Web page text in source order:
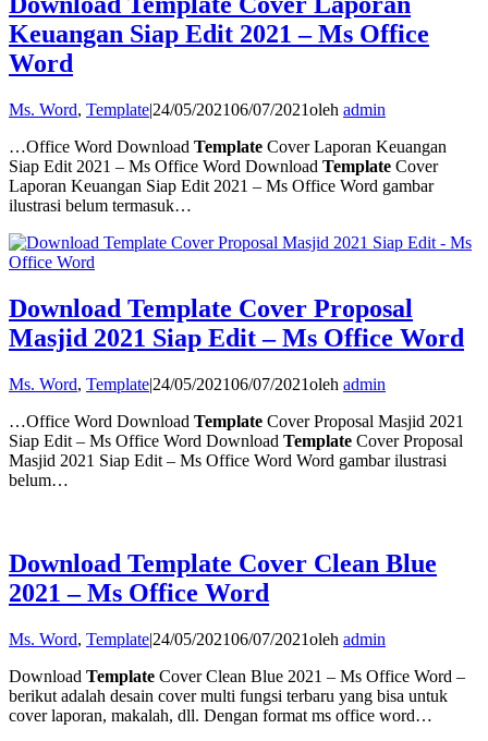
Keuangan Siap Edit 2021 – Ms Office
Word
Ms. Word, Template|24/05/202106/07/2021oleh admin
…Office Word Download Template Cover Laporan Keuangan
Siap Edit 2021 – Ms Office Word Download Template Cover
Laporan Keuangan Siap Edit 2021 – Ms Office Word gambar
ilustrasi belum termasuk…
Download Template Cover Proposal
Masjid 2021 Siap Edit – Ms Office Word
Ms. Word, Template|24/05/202106/07/2021oleh admin
…Office Word Download Template Cover Proposal Masjid 2021
Siap Edit – Ms Office Word Download Template Cover Proposal
Masjid 2021 Siap Edit – Ms Office Word Word gambar ilustrasi
belum…
Download Template Cover Clean Blue
2021 – Ms Office Word
Ms. Word, Template|24/05/202106/07/2021oleh admin
Download Template Cover Clean Blue 2021 – Ms Office Word –
berikut adalah desain cover multi fungsi terbaru yang bisa untuk
cover laporan, makalah, dll. Dengan format ms office word…